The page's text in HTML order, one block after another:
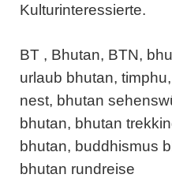
Kulturinteressierte.
BT , Bhutan, BTN,
urlaub bhutan,
nest, bhutan
bhutan, bhutan
bhutan, buddhismus
bhutan rundreise